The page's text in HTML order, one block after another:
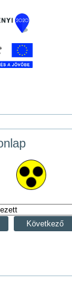
Következő